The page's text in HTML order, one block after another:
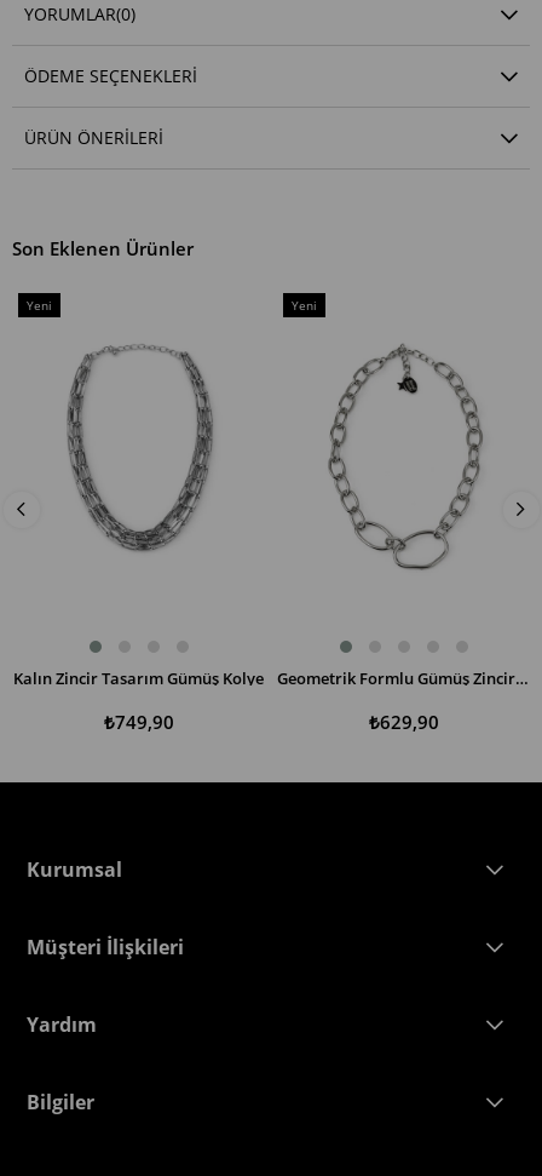
YORUMLAR(0)
ÖDEME SEÇENEKLERI
ÜRÜN ÖNERILERI
Son Eklenen Ürünler
SEPETE EKLE
Yeni
Kalın Zincir Tasarım Gümüş Kolye
₺749,90
SEPETE EKLE
Yeni
Geometrik Formlu Gümüş Zincir Kolye
₺629,90
Kurumsal
Müşteri İlişkileri
Yardım
Bilgiler